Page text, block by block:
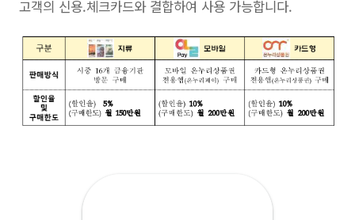
고객의 신용.체크카드와 결합하여 사용 가능합니다.